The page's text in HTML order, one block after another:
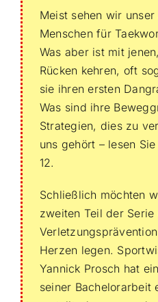
Meist sehen wir
Menschen für
Was aber ist mit
Rücken kehren, oft
sie ihren ersten
Was sind ihre
Strategien, dies zu
uns gehört – lesen
12.
Schließlich möchten
zweiten Teil der Serie
Herzen legen.
Yannick Prosch hat
seiner Bachelorarbeit